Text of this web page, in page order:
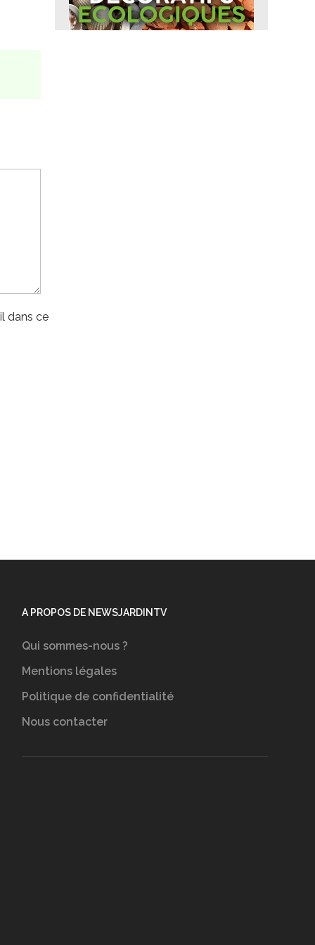
dans ce
A PROPOS DE NEWSJARDINTV
Qui sommes-nous ?
Mentions légales
Politique de confidentialité
Nous contacter